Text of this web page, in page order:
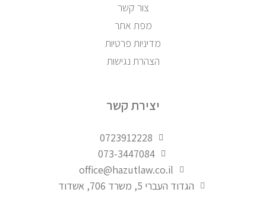
צור קשר
מפת אתר
מדיניות פרטיות
הצהרת נגישות
יצירת קשר
0723912228
073-3447084
office@hazutlaw.co.il
הגדוד העברי 5, משרד 706, אשדוד